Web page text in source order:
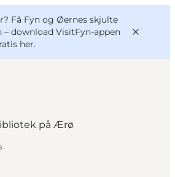
Få Fyn og Øernes skjulte
– download VisitFyn-appen
her.